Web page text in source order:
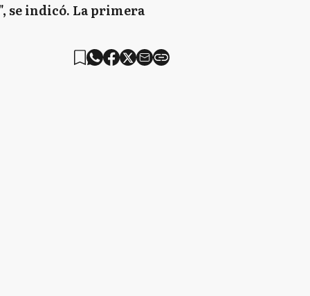
se indicó. La primera